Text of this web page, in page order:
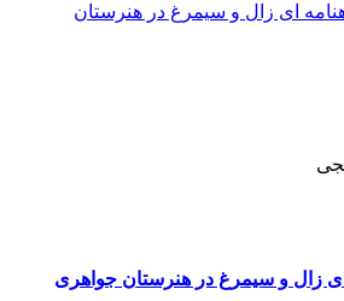
ای زال و سیمرغ در هنرستان
ای زال و سیمرغ در هنرستان جواهری